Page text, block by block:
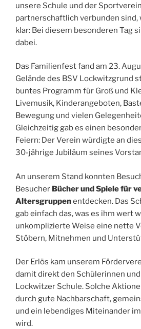
unsere Schule und der
partnerschaftlich verbunden sind,
klar: Bei diesem besonderen Tag
dabei.
Das Familienfest fand am 23.
Gelände des BSV Lockwitzgrund
buntes Programm für Groß und
Livemusik, Kinderangeboten,
Bewegung und vielen
Gleichzeitig gab es einen
Feiern: Der Verein würdigte an
30-jährige Jubiläum seines
An unserem Stand konnten
Besucher Bücher und Spiele für
Altersgruppenentdecken. Das
gab einfach das, was es ihm wert
unkomplizierte Weise eine nette
Stöbern, Mitnehmen und
Der Erlös kam unserem
damit direkt den Schülerinnen
Lockwitzer Schule. Solche
durch gute Nachbarschaft,
und ein lebendiges Miteinander
wird.